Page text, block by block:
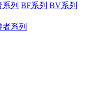
列 BF系列 BV系列
者系列